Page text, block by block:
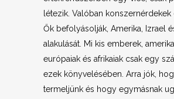
létezik. Valóban konszernérdekek
Ők befolyásolják, Amerika, Izrael
alakulását. Mi kis emberek,
európaiak és afrikaiak csak egy
ezek könyvelésében. Arra jók,
termeljünk és hogy egymásnak